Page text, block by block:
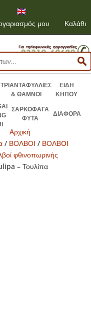
μου
Καλάθι
ΤΡΙΑΝΤΑΦΥΛΛΙΕΣ
& ΘΑΜΝΟΙ
ΕΙΔΗ
ΚΗΠΟΥ
ΣΑΡΚΟΦΑΓΑ
ΦΥΤΑ
ΔΙΑΦΟΡΑ
Αρχική
/ ΒΟΛΒΟΙ / ΒΟΛΒOI
φθινοπωρινής
– Τουλίπα